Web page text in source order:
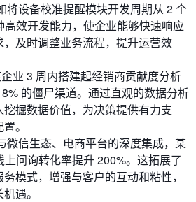
将设备校准提醒模块开发周期从 2 个
高效开发能力，使企业能够快速响应
及时调整业务流程，提升运营效
企业 3 周内搭建起经销商贡献度分析
的僵尸渠道。通过直观的数据分析
掘数据价值，为决策提供有力支
。
微信生态、电商平台的深度集成，某
问询转化率提升 200%。这拓展了
模式，增强与客户的互动和粘性，
遇。